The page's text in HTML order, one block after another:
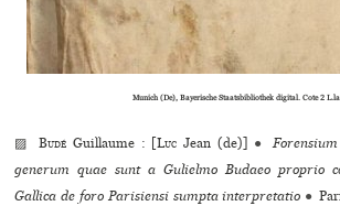
Munich (De), Bayerische Staatsbibliothek digital. Cote 2
▨Budé Guillaume : [Luc Jean (de)] ●
generum quae sunt a Gulielmo Budaeo proprio
Gallica de foro Parisiensi sumpta interpretatio ●